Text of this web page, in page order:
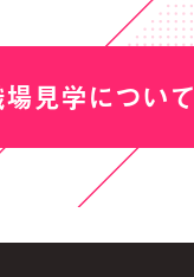
見学について